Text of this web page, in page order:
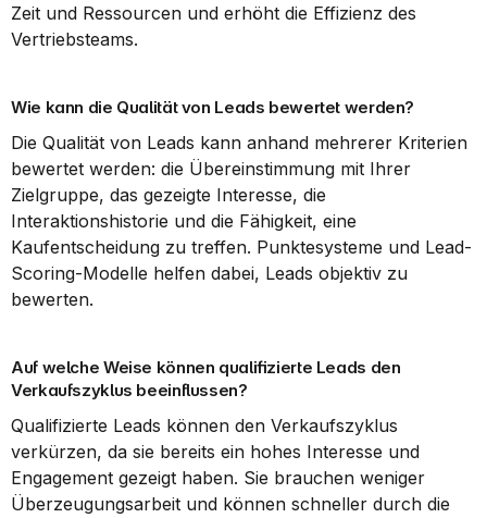
Zeit und Ressourcen und erhöht die Effizienz des
Vertriebsteams.
Wie kann die Qualität von Leads bewertet werden?
Die Qualität von Leads kann anhand mehrerer Kriterien
bewertet werden: die Übereinstimmung mit Ihrer
Zielgruppe, das gezeigte Interesse, die
Interaktionshistorie und die Fähigkeit, eine
Kaufentscheidung zu treffen. Punktesysteme und Lead-
Scoring-Modelle helfen dabei, Leads objektiv zu
bewerten.
Auf welche Weise können qualifizierte Leads den
Verkaufszyklus beeinflussen?
Qualifizierte Leads können den Verkaufszyklus
verkürzen, da sie bereits ein hohes Interesse und
Engagement gezeigt haben. Sie brauchen weniger
Überzeugungsarbeit und können schneller durch die